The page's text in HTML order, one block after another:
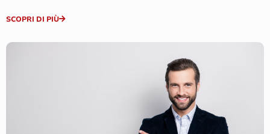
SCOPRI DI PIÙ